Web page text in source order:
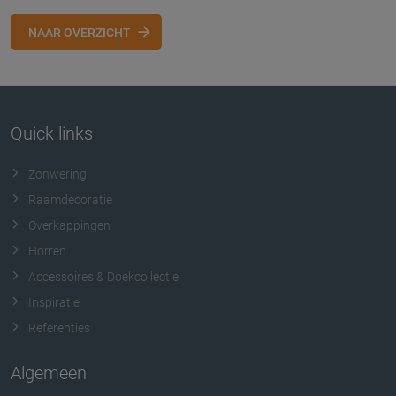
NAAR OVERZICHT
Quick links
Zonwering
Raamdecoratie
Overkappingen
Horren
Accessoires & Doekcollectie
Inspiratie
Referenties
Algemeen